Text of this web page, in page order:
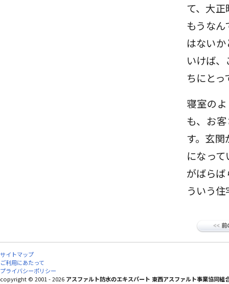
て、大
もうな
はない
いけば
ちにと
寝室の
も、お
す。玄
になっ
がばら
ういう住
サイトマップ
ご利用にあたって
プライバシーポリシー
copyright © 2001 - 2026 アスファルト防水のエキスパート 東西アスファルト事業協同組